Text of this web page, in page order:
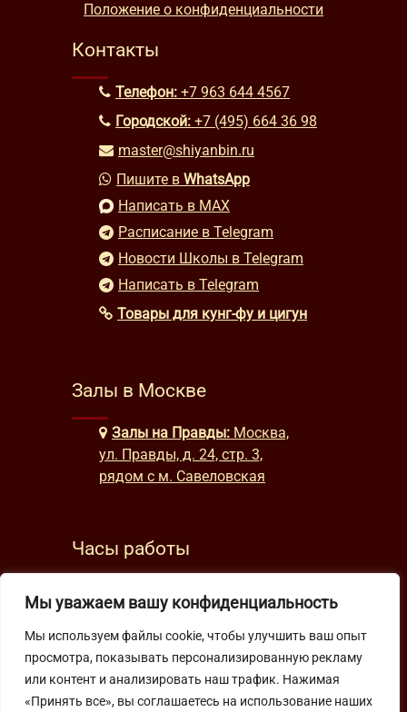
Мы уважаем вашу конфиденциальность
Мы используем файлы cookie, чтобы улучшить ваш опыт
просмотра, показывать персонализированную рекламу
или контент и анализировать наш трафик. Нажимая
«Принять все», вы соглашаетесь на использование наших
Положение о конфиденциальности
Контакты
Телефон: +7 963 644 4567
Городской: +7 (495) 664 36 98
master@shiyanbin.ru
Пишите в WhatsApp
Написать в MAX
Расписание в Telegram
Новости Школы в Telegram
Написать в Telegram
Товары для кунг-фу и цигун
Залы в Москве
Залы на Правды: Москва,
ул. Правды, д. 24, стр. 3,
рядом с м. Савеловская
Часы работы
выходные: с 10:00 до 19:30
Подпишитесь на нашу рассылку